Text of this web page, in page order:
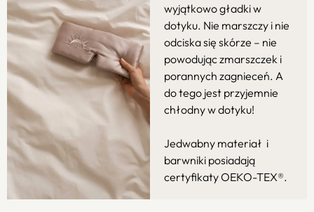
wyjątkowo gładki w
dotyku. Nie marszczy i nie
odciska się skórze – nie
powodując zmarszczek i
porannych zagnieceń. A
do tego jest przyjemnie
chłodny w dotyku!
Jedwabny materiał i
barwniki posiadają
certyfikaty OEKO-TEX®.